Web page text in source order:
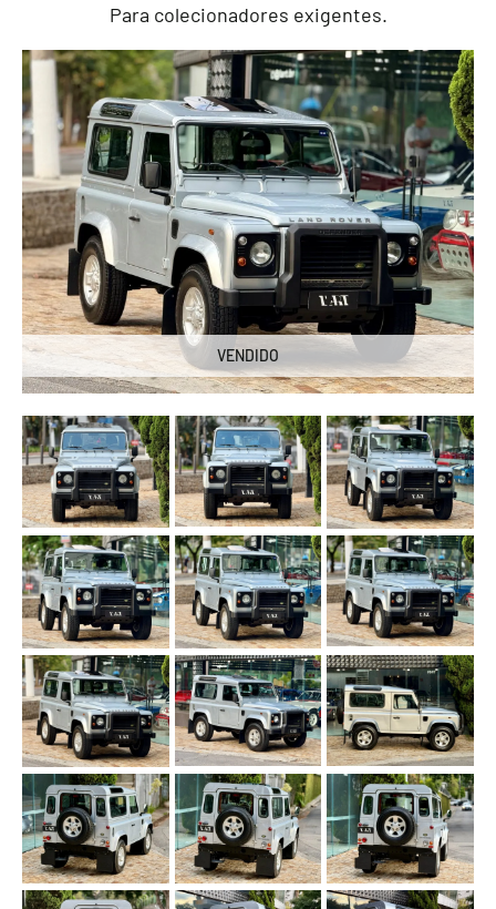
Para colecionadores exigentes.
VENDIDO